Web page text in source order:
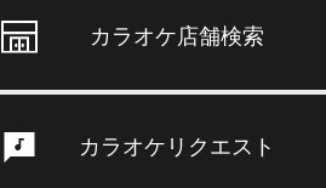
カラオケ店舗検索
カラオケリクエスト